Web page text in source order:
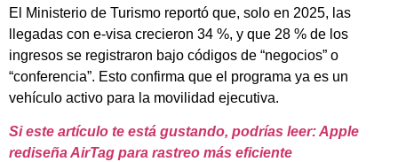
El Ministerio de Turismo reportó que, solo en 2025, las
llegadas con e-visa crecieron 34 %, y que 28 % de los
ingresos se registraron bajo códigos de “negocios” o
“conferencia”. Esto confirma que el programa ya es un
vehículo activo para la movilidad ejecutiva.
Si este artículo te está gustando, podrías leer: Apple
rediseña AirTag para rastreo más eficiente